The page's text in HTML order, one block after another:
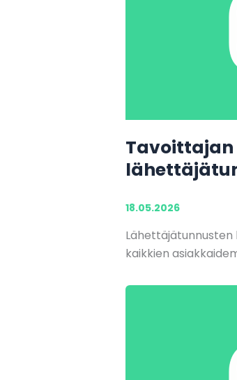
18.05.2026
Lähettäjätunnusten
kaikkien